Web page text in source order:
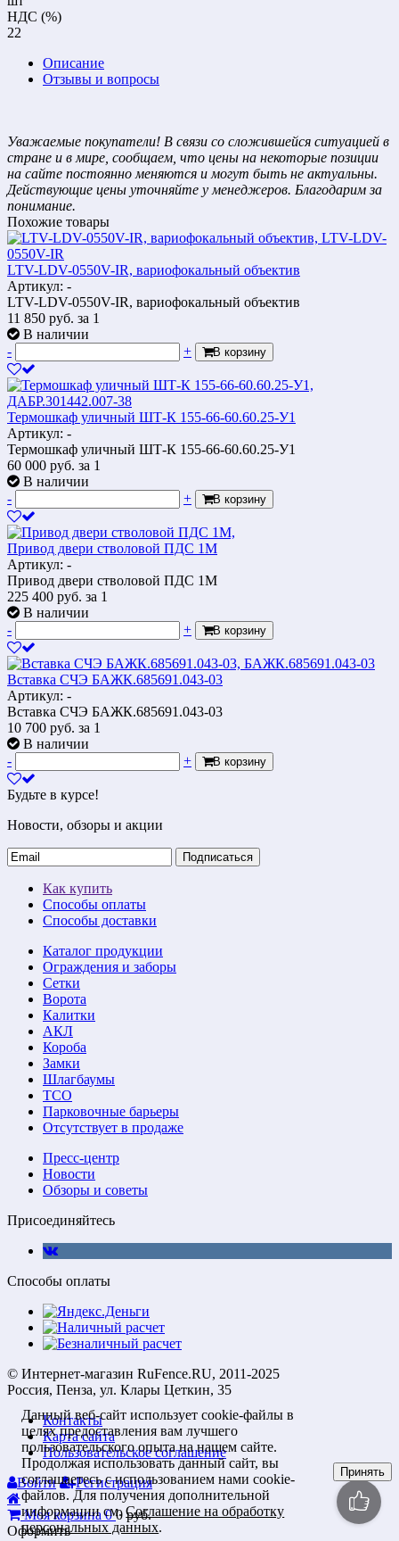
НДС (%)
22
Описание
Отзывы и вопросы
Уважаемые покупатели! В связи со сложившейся ситуацией в
стране и в мире, сообщаем, что цены на некоторые позиции
на сайте постоянно меняются и могут быть не актуальны.
Действующие цены уточняйте у менеджеров. Благодарим за
понимание.
Похожие товары
LTV-LDV-0550V-IR, вариофокальный объектив
Артикул: -
LTV-LDV-0550V-IR, вариофокальный объектив
11 850 руб. за 1
В наличии
-
+ В корзину
Термошкаф уличный ШТ-К 155-66-60.60.25-У1
Артикул: -
Термошкаф уличный ШТ-К 155-66-60.60.25-У1
60 000 руб. за 1
В наличии
-
+ В корзину
Привод двери стволовой ПДС 1М
Артикул: -
Привод двери стволовой ПДС 1М
225 400 руб. за 1
В наличии
-
+ В корзину
Вставка СЧЭ БАЖК.685691.043-03
Артикул: -
Вставка СЧЭ БАЖК.685691.043-03
10 700 руб. за 1
В наличии
-
+ В корзину
Будьте в курсе!
Новости, обзоры и акции
Подписаться
Как купить
Способы оплаты
Способы доставки
Каталог продукции
Ограждения и заборы
Сетки
Ворота
Калитки
АКЛ
Короба
Замки
Шлагбаумы
ТСО
Парковочные барьеры
Отсутствует в продаже
Пресс-центр
Новости
Обзоры и советы
Присоединяйтесь
Способы оплаты
© Интернет-магазин RuFence.RU, 2011-2025
Россия, Пенза, ул. Клары Цеткин, 35
Контакты
Карта сайта
Пользовательское соглашение
Войти
Регистрация
Моя корзина 0 0 руб.
Оформить
Данный веб-сайт использует cookie-файлы в
целях предоставления вам лучшего
пользовательского опыта на нашем сайте.
Продолжая использовать данный сайт, вы
соглашаетесь с использованием нами cookie-
файлов. Для получения дополнительной
информации см.Соглашение на обработку
персональных данных.
Принять